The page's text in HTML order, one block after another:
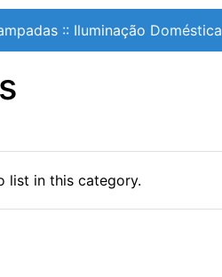
:: Iluminação Doméstica
list in this category.